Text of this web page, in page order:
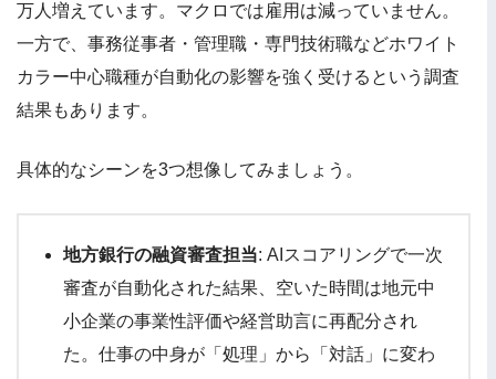
万人増えています。マクロでは雇用は減っていません。
一方で、事務従事者・管理職・専門技術職などホワイト
カラー中心職種が自動化の影響を強く受けるという調査
結果もあります。
具体的なシーンを3つ想像してみましょう。
地方銀行の融資審査担当: AIスコアリングで一次
審査が自動化された結果、空いた時間は地元中
小企業の事業性評価や経営助言に再配分され
た。仕事の中身が「処理」から「対話」に変わ